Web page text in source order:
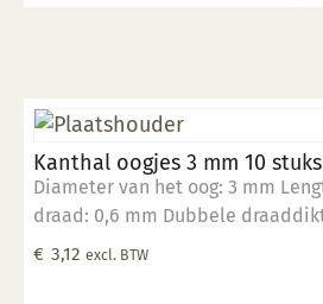
Kanthal oogjes 3 mm 10 stuks
Diameter van het oog: 3 mm
draad: 0,6 mm Dubbele
hittebestendig tot 1400°C
€ 3,12 excl. BTW